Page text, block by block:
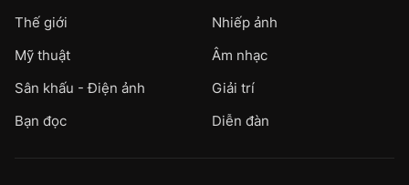
Thế giới
Nhiếp ảnh
Mỹ thuật
Âm nhạc
Sân khấu - Điện ảnh
Giải trí
Bạn đọc
Diễn đàn